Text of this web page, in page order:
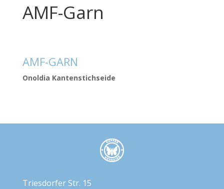
AMF-Garn
AMF-GARN
Onoldia Kantenstichseide
Triesdorfer Str. 15